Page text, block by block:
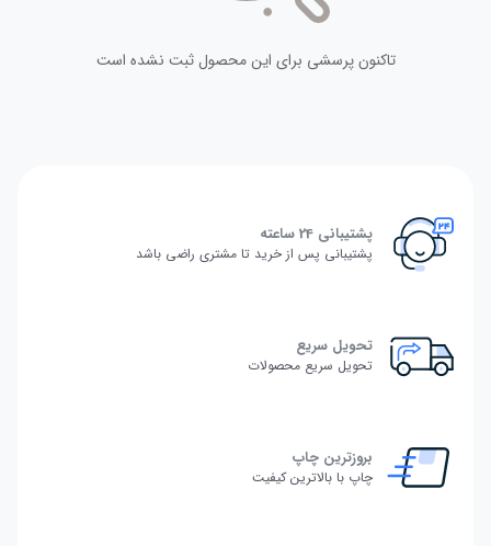
تاکنون پرسشی برای این محصول ثبت نشده است
پشتیبانی 24 ساعته
پشتیبانی پس از خرید تا مشتری راضی باشد
تحویل سریع
تحویل سریع محصولات
بروزترین چاپ
چاپ با بالاترین کیفیت